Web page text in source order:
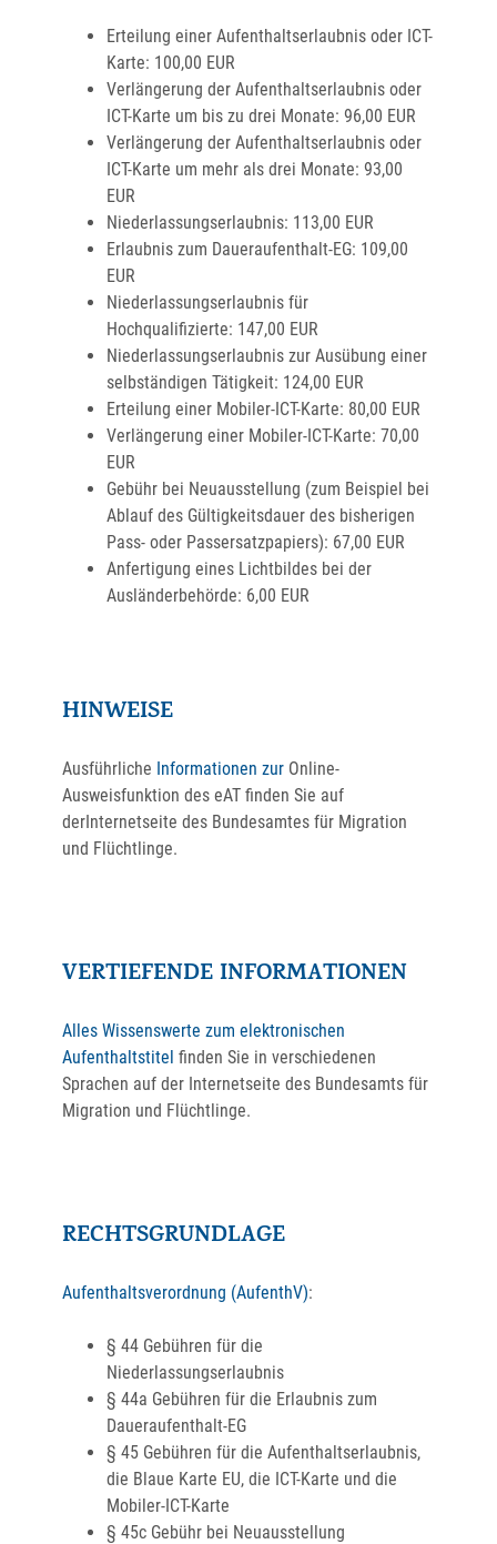
Erteilung einer Aufenthaltserlaubnis oder ICT-
Karte: 100,00 EUR
Verlängerung der Aufenthaltserlaubnis oder
ICT-Karte um bis zu drei Monate: 96,00 EUR
Verlängerung der Aufenthaltserlaubnis oder
ICT-Karte um mehr als drei Monate: 93,00
EUR
Niederlassungserlaubnis: 113,00 EUR
Erlaubnis zum Daueraufenthalt-EG: 109,00
EUR
Niederlassungserlaubnis für
Hochqualifizierte: 147,00 EUR
Niederlassungserlaubnis zur Ausübung einer
selbständigen Tätigkeit: 124,00 EUR
Erteilung einer Mobiler-ICT-Karte: 80,00 EUR
Verlängerung einer Mobiler-ICT-Karte: 70,00
EUR
Gebühr bei Neuausstellung (zum Beispiel bei
Ablauf des Gültigkeitsdauer des bisherigen
Pass- oder Passersatzpapiers): 67,00 EUR
Anfertigung eines Lichtbildes bei der
Ausländerbehörde: 6,00 EUR
HINWEISE
Ausführliche Informationen zur Online-
Ausweisfunktion des eAT finden Sie auf
derInternetseite des Bundesamtes für Migration
und Flüchtlinge.
VERTIEFENDE INFORMATIONEN
Alles Wissenswerte zum elektronischen
Aufenthaltstitel finden Sie in verschiedenen
Sprachen auf der Internetseite des Bundesamts für
Migration und Flüchtlinge.
RECHTSGRUNDLAGE
Aufenthaltsverordnung (AufenthV):
§ 44 Gebühren für die
Niederlassungserlaubnis
§ 44a Gebühren für die Erlaubnis zum
Daueraufenthalt-EG
§ 45 Gebühren für die Aufenthaltserlaubnis,
die Blaue Karte EU, die ICT-Karte und die
Mobiler-ICT-Karte
§ 45c Gebühr bei Neuausstellung